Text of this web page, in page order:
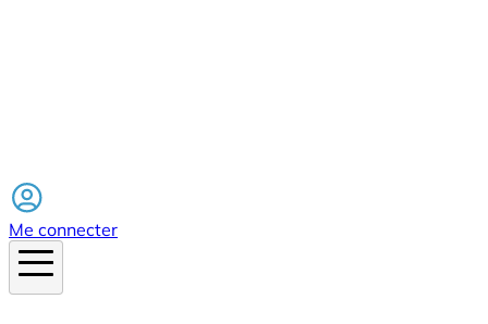
Me connecter